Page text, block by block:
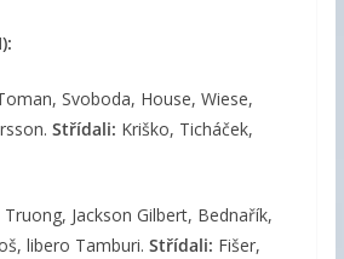
Svoboda, House, Wiese,
Střídali: Kriško, Ticháček,
Truong, Jackson Gilbert, Bednařík,
libero Tamburi. Střídali: Fišer,